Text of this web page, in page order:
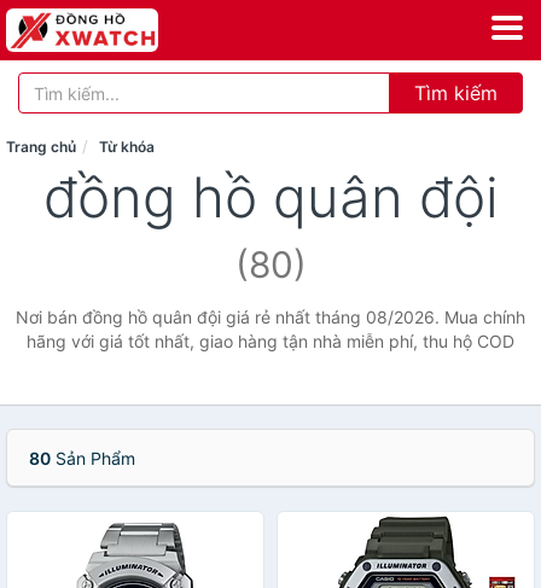
Tìm kiếm
Trang chủ Từ khóa
đồng hồ quân đội
(80)
Nơi bán đồng hồ quân đội giá rẻ nhất tháng 08/2026. Mua chính
hãng với giá tốt nhất, giao hàng tận nhà miễn phí, thu hộ COD
80 Sản Phẩm